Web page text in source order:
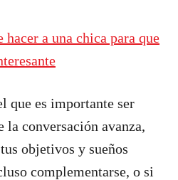
hacer a una chica para que
que es importante ser
la conversación avanza,
objetivos y sueños
complementarse, o si